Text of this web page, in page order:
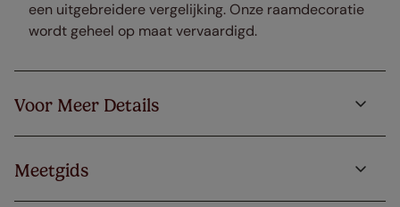
een uitgebreidere vergelijking. Onze raamdecoratie
wordt geheel op maat vervaardigd.
Voor Meer Details
Meetgids